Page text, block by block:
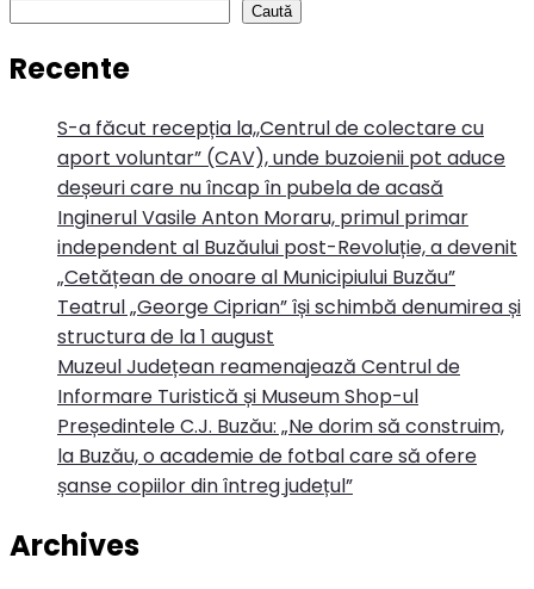
Caută
Recente
S-a făcut recepția la,,Centrul de colectare cu
aport voluntar” (CAV), unde buzoienii pot aduce
deșeuri care nu încap în pubela de acasă
Inginerul Vasile Anton Moraru, primul primar
independent al Buzăului post-Revoluție, a devenit
„Cetățean de onoare al Municipiului Buzău”
Teatrul „George Ciprian” își schimbă denumirea și
structura de la 1 august
Muzeul Județean reamenajează Centrul de
Informare Turistică și Museum Shop-ul
Președintele C.J. Buzău: „Ne dorim să construim,
la Buzău, o academie de fotbal care să ofere
șanse copiilor din întreg județul”
Archives